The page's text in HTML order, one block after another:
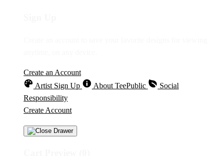
Create an Account
Artist Sign Up
About TeePublic
Social
Responsibility
Create Account